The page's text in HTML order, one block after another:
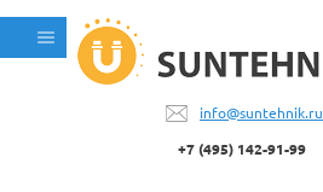
info@suntehnik.ru
+7 (495) 142-91-99